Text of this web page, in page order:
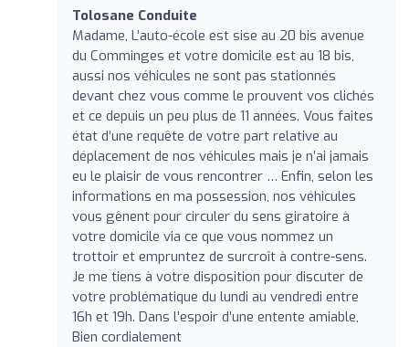
Tolosane Conduite
Madame, L’auto-école est sise au 20 bis avenue
du Comminges et votre domicile est au 18 bis,
aussi nos véhicules ne sont pas stationnés
devant chez vous comme le prouvent vos clichés
et ce depuis un peu plus de 11 années. Vous faites
état d’une requête de votre part relative au
déplacement de nos véhicules mais je n’ai jamais
eu le plaisir de vous rencontrer … Enfin, selon les
informations en ma possession, nos véhicules
vous gênent pour circuler du sens giratoire à
votre domicile via ce que vous nommez un
trottoir et empruntez de surcroît à contre-sens.
Je me tiens à votre disposition pour discuter de
votre problématique du lundi au vendredi entre
16h et 19h. Dans l’espoir d’une entente amiable,
Bien cordialement